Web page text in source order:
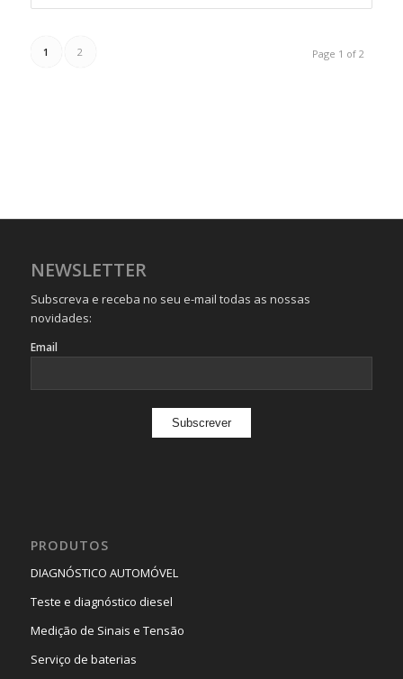
Page 1 of 2
1 2
NEWSLETTER
Subscreva e receba no seu e-mail todas as nossas
novidades:
Email
PRODUTOS
DIAGNÓSTICO AUTOMÓVEL
Teste e diagnóstico diesel
Medição de Sinais e Tensão
Serviço de baterias